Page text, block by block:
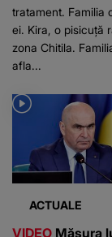
tratament. Familia
ei. Kira, o pisicuță
zona Chitila.
afla...
ACTUALE
VIDEO Măsura